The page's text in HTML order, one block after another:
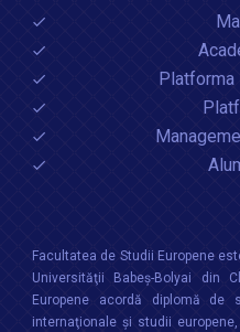
Platforma
Facultatea de Studii Europene
Universităţii Babeș-Bolyai din
Europene acordă diplomă
internaţionale şi studii